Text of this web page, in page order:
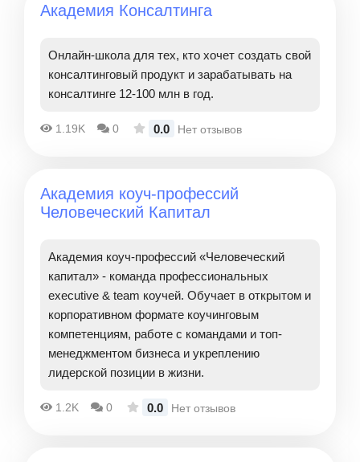
Академия Консалтинга
Онлайн-школа для тех, кто хочет создать свой
консалтинговый продукт и зарабатывать на
консалтинге 12-100 млн в год.
1.19K 0 0.0 Нет отзывов
Академия коуч-профессий
Человеческий Капитал
Академия коуч-профессий «Человеческий
капитал» - команда профессиональных
executive & team коучей. Обучает в открытом и
корпоративном формате коучинговым
компетенциям, работе с командами и топ-
менеджментом бизнеса и укреплению
лидерской позиции в жизни.
1.2K 0 0.0 Нет отзывов